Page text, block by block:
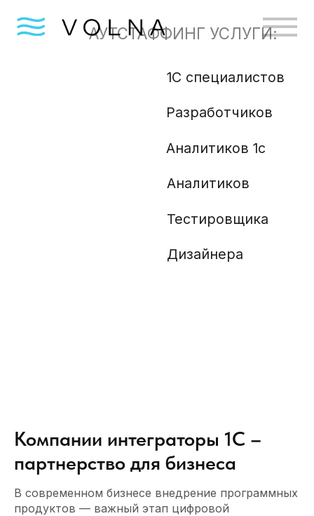
Разработчиков
Аналитиков 1с
Тестировщика
Дизайнера
АУТСТАФФИНГ УСЛУГИ:
Компании интеграторы 1С –
партнерство для бизнеса
В современном бизнесе внедрение программных
продуктов — важный этап цифровой